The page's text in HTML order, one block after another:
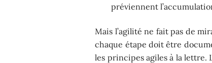
préviennent
Mais l’agilité ne fait pas de
chaque étape doit être
les principes agiles à la lettre.